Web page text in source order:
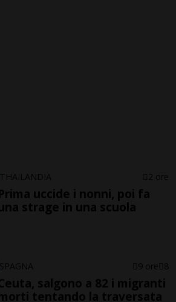
THAILANDIA 2 ore
uccide i nonni, poi fa
strage in una scuola
SPAGNA 9 ore 8
salgono a 82 i migranti
tentando la traversata